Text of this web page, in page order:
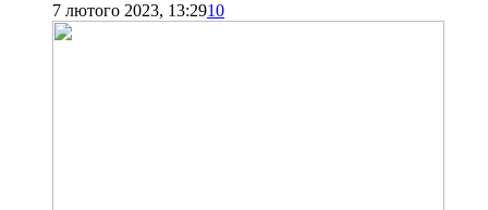
7 лютого 2023, 13:2910